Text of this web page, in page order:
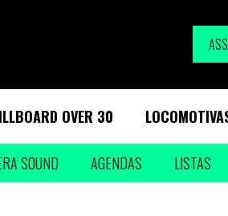
OVER 30
SOUND AGENDAS LISTAS